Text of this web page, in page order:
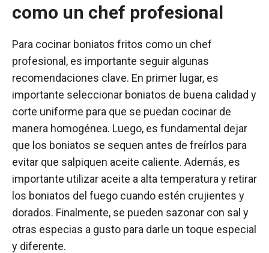
como un chef profesional
Para cocinar boniatos fritos como un chef
profesional, es importante seguir algunas
recomendaciones clave. En primer lugar, es
importante seleccionar boniatos de buena calidad y
corte uniforme para que se puedan cocinar de
manera homogénea. Luego, es fundamental dejar
que los boniatos se sequen antes de freírlos para
evitar que salpiquen aceite caliente. Además, es
importante utilizar aceite a alta temperatura y retirar
los boniatos del fuego cuando estén crujientes y
dorados. Finalmente, se pueden sazonar con sal y
otras especias a gusto para darle un toque especial
y diferente.